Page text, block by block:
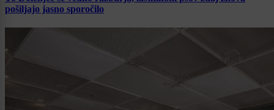
pošiljajo jasno sporočilo